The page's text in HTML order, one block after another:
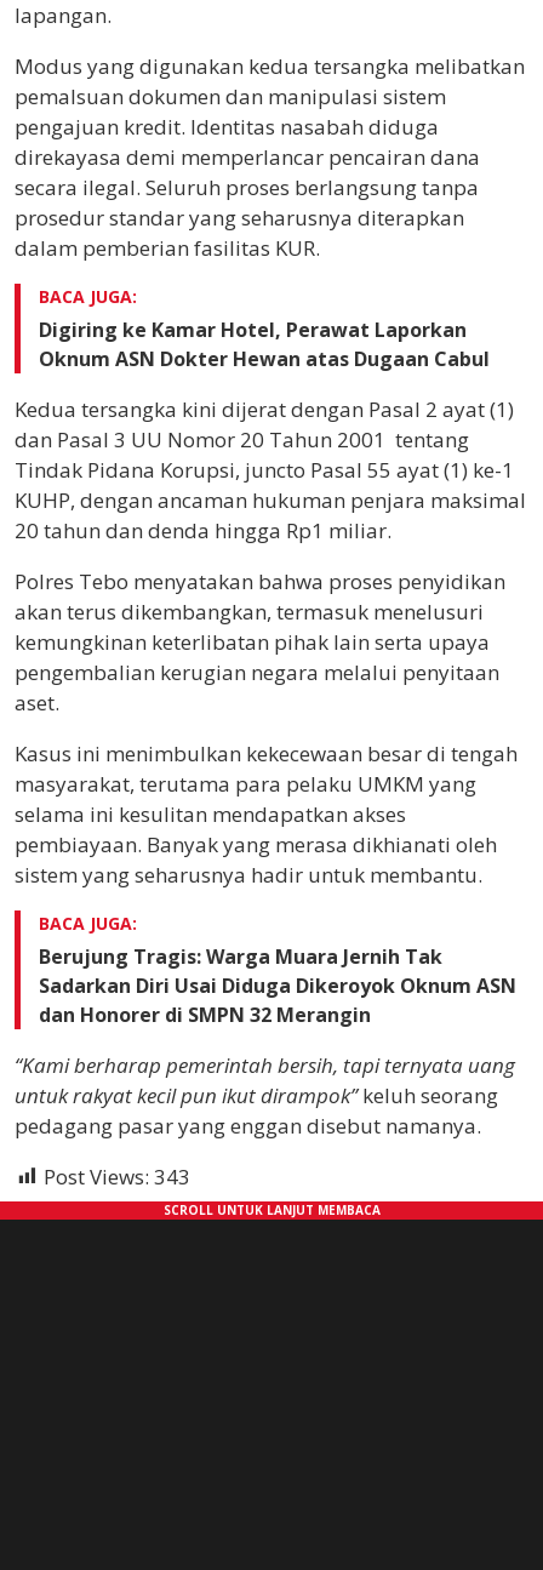
lapangan.
Modus yang digunakan kedua tersangka melibatkan
pemalsuan dokumen dan manipulasi sistem
pengajuan kredit. Identitas nasabah diduga
direkayasa demi memperlancar pencairan dana
secara ilegal. Seluruh proses berlangsung tanpa
prosedur standar yang seharusnya diterapkan
dalam pemberian fasilitas KUR.
BACA JUGA:
Digiring ke Kamar Hotel, Perawat Laporkan
Oknum ASN Dokter Hewan atas Dugaan Cabul
Kedua tersangka kini dijerat dengan Pasal 2 ayat (1)
dan Pasal 3 UU Nomor 20 Tahun 2001 tentang
Tindak Pidana Korupsi, juncto Pasal 55 ayat (1) ke-1
KUHP, dengan ancaman hukuman penjara maksimal
20 tahun dan denda hingga Rp1 miliar.
Polres Tebo menyatakan bahwa proses penyidikan
akan terus dikembangkan, termasuk menelusuri
kemungkinan keterlibatan pihak lain serta upaya
pengembalian kerugian negara melalui penyitaan
aset.
Kasus ini menimbulkan kekecewaan besar di tengah
masyarakat, terutama para pelaku UMKM yang
selama ini kesulitan mendapatkan akses
pembiayaan. Banyak yang merasa dikhianati oleh
sistem yang seharusnya hadir untuk membantu.
BACA JUGA:
Berujung Tragis: Warga Muara Jernih Tak
Sadarkan Diri Usai Diduga Dikeroyok Oknum ASN
dan Honorer di SMPN 32 Merangin
“Kami berharap pemerintah bersih, tapi ternyata uang
untuk rakyat kecil pun ikut dirampok”keluh seorang
pedagang pasar yang enggan disebut namanya.
Post Views: 343